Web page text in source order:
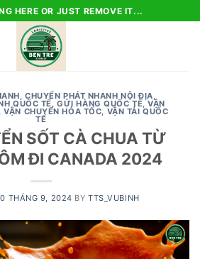
HERE OR JUST REMOVE IT...
,CHUYỂN PHÁT NHANH NỘI ĐỊA,
QUỐC TẾ,GỬI HÀNG QUỐC TẾ,VẬN
,VẬN CHUYỂN HỎA TỐC, VẬN TẢI QUỐC
TẾ
SỐT CÀ CHUA TỪ
ĐI CANADA 2024
THÁNG 9, 2024 BYTTS_VUBINH